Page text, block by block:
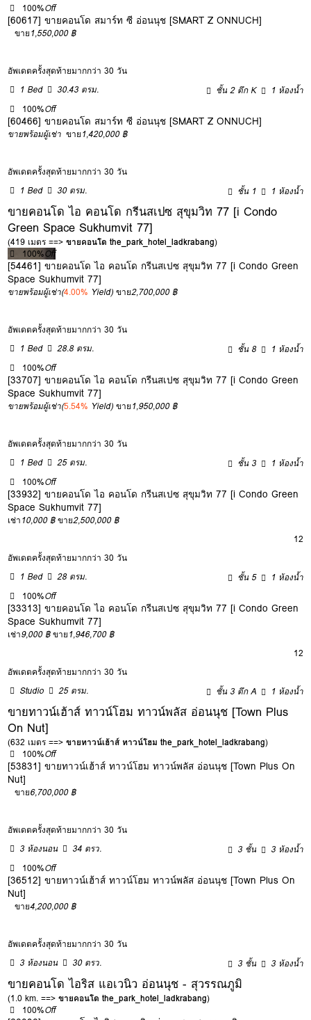
100%Off
[60617] ขายคอนโด สมาร์ท ซี อ่อนนุช [SMART Z ONNUCH]
ขาย1,550,000 ฿
อัพเดตครั้งสุดท้ายมากกว่า 30 วัน
1 Bed
30.43 ตรม. ชั้น 2 ตึก K
1 ห้องน้ำ
100%Off
[60466] ขายคอนโด สมาร์ท ซี อ่อนนุช [SMART Z ONNUCH]
ขายพร้อมผู้เช่า ขาย1,420,000 ฿
อัพเดตครั้งสุดท้ายมากกว่า 30 วัน
1 Bed
30 ตรม. ชั้น 1 1 ห้องน้ำ
ขายคอนโด ไอ คอนโด กรีนสเปซ สุขุมวิท 77 [i Condo
Green Space Sukhumvit 77]
(419 เมตร ==>ขายคอนโด the_park_hotel_ladkrabang)
100%Off
[54461] ขายคอนโด ไอ คอนโด กรีนสเปซ สุขุมวิท 77 [i Condo Green
Space Sukhumvit 77]
ขายพร้อมผู้เช่า(4.00% Yield) ขาย2,700,000 ฿
อัพเดตครั้งสุดท้ายมากกว่า 30 วัน
1 Bed
28.8 ตรม. ชั้น 8
1 ห้องน้ำ
100%Off
[33707] ขายคอนโด ไอ คอนโด กรีนสเปซ สุขุมวิท 77 [i Condo Green
Space Sukhumvit 77]
ขายพร้อมผู้เช่า(5.54% Yield) ขาย1,950,000 ฿
อัพเดตครั้งสุดท้ายมากกว่า 30 วัน
1 Bed
25 ตรม. ชั้น 3
1 ห้องน้ำ
100%Off
[33932] ขายคอนโด ไอ คอนโด กรีนสเปซ สุขุมวิท 77 [i Condo Green
Space Sukhumvit 77]
เช่า10,000 ฿ ขาย2,500,000 ฿
12
อัพเดตครั้งสุดท้ายมากกว่า 30 วัน
1 Bed
28 ตรม. ชั้น 5
1 ห้องน้ำ
100%Off
[33313] ขายคอนโด ไอ คอนโด กรีนสเปซ สุขุมวิท 77 [i Condo Green
Space Sukhumvit 77]
เช่า9,000 ฿ ขาย1,946,700 ฿
12
อัพเดตครั้งสุดท้ายมากกว่า 30 วัน
Studio
25 ตรม. ชั้น 3 ตึก A 1 ห้องน้ำ
ขายทาวน์เฮ้าส์ ทาวน์โฮม ทาวน์พลัส อ่อนนุช [Town Plus
On Nut]
(632 เมตร ==>ขายทาวน์เฮ้าส์ ทาวน์โฮม the_park_hotel_ladkrabang)
100%Off
[53831] ขายทาวน์เฮ้าส์ ทาวน์โฮม ทาวน์พลัส อ่อนนุช [Town Plus On
Nut]
ขาย6,700,000 ฿
อัพเดตครั้งสุดท้ายมากกว่า 30 วัน
3 ห้องนอน
34 ตรว. 3 ชั้น
3 ห้องน้ำ
100%Off
[36512] ขายทาวน์เฮ้าส์ ทาวน์โฮม ทาวน์พลัส อ่อนนุช [Town Plus On
Nut]
ขาย4,200,000 ฿
อัพเดตครั้งสุดท้ายมากกว่า 30 วัน
3 ห้องนอน
30 ตรว. 3 ชั้น 3 ห้องน้ำ
ขายคอนโด ไอริส แอเวนิว อ่อนนุช - สุวรรณภูมิ
(1.0 km. ==>ขายคอนโด the_park_hotel_ladkrabang)
100%Off